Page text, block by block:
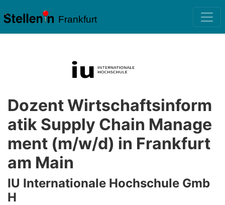
Frankfurt
Dozent Wirtschaftsinform
atik Supply Chain Manage
ment (m/w/d) in Frankfurt
am Main
IU Internationale Hochschule Gmb
H